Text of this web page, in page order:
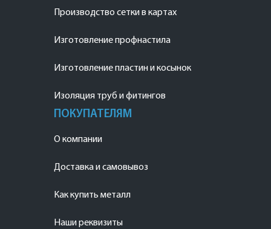
Производство сетки в картах
Изготовление профнастила
Изготовление пластин и косынок
Изоляция труб и фитингов
ПОКУПАТЕЛЯМ
О компании
Доставка и самовывоз
Как купить металл
Наши реквизиты